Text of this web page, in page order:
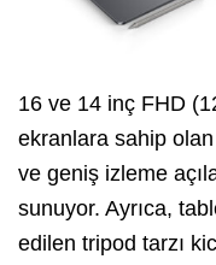
16 ve 14 inç FHD
ekranlara sahip
ve geniş izleme
sunuyor. Ayrıca,
edilen tripod tarzı